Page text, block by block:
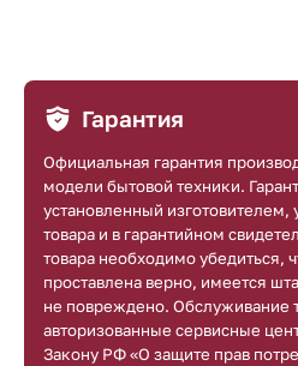
Гарантия
Официальная гарантия
модели бытовой техники.
установленный изготовителем,
товара и в гарантийном
товара необходимо убедиться,
проставлена верно, имеется
не повреждено. Обслуживание
авторизованные сервисные
Закону РФ «О защите прав